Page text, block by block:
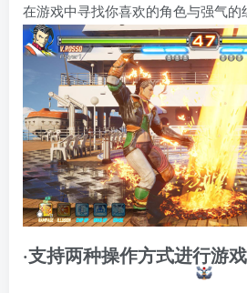
在游戏中寻找你喜欢的角色与强气的
·支持两种操作方式进行游戏